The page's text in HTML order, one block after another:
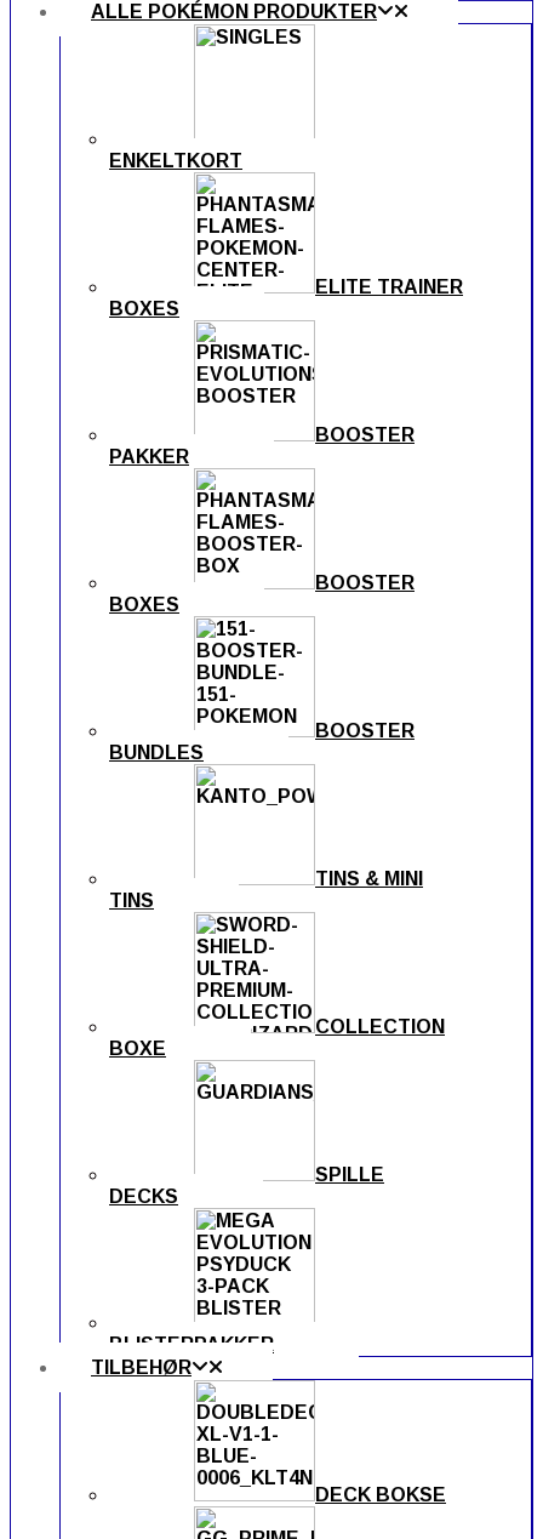
ALLE POKÉMON PRODUKTER
ENKELTKORT
ELITE TRAINER
BOXES
BOOSTER
PAKKER
BOOSTER
BOXES
BOOSTER
BUNDLES
TINS & MINI
TINS
COLLECTION
BOXE
SPILLE
DECKS
BLISTERPAKKER
TILBEHØR
DECK BOKSE